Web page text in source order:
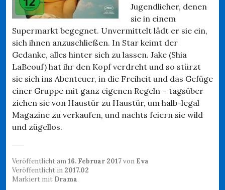
Jugendlicher, denen
sie in einem
Supermarkt begegnet. Unvermittelt lädt er sie ein,
sich ihnen anzuschließen. In Star keimt der
Gedanke, alles hinter sich zu lassen. Jake (Shia
LaBeouf) hat ihr den Kopf verdreht und so stürzt
sie sich ins Abenteuer, in die Freiheit und das Gefüge
einer Gruppe mit ganz eigenen Regeln – tagsüber
ziehen sie von Haustür zu Haustür, um halb-legal
Magazine zu verkaufen, und nachts feiern sie wild
und zügellos.
Veröffentlicht am16. Februar 2017von Eva
Veröffentlicht in 2017.02
Markiert mit Drama